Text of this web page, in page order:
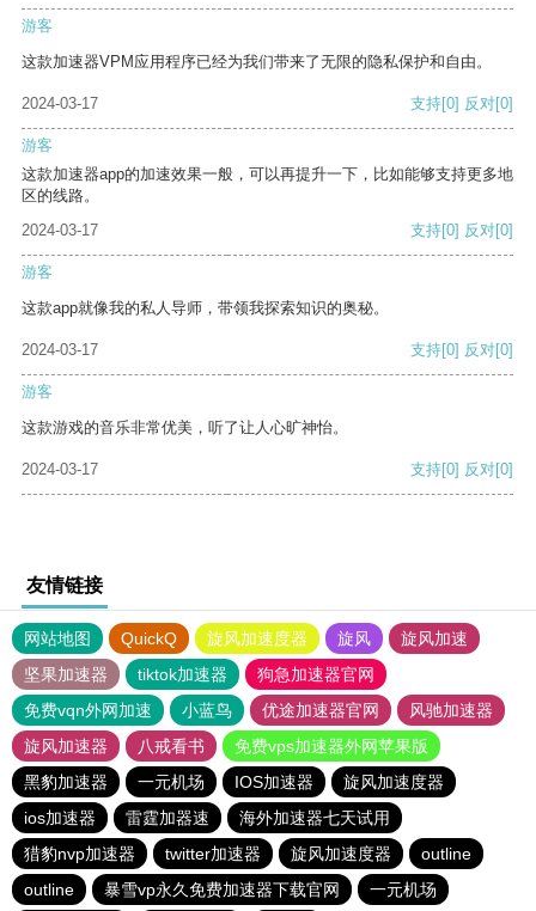
游客
这款加速器VPM应用程序已经为我们带来了无限的隐私保护和自由。
2024-03-17 支持[0] 反对[0]
游客
这款加速器app的加速效果一般，可以再提升一下，比如能够支持更多地
区的线路。
2024-03-17
支持[0] 反对[0]
游客
这款app就像我的私人导师，带领我探索知识的奥秘。
2024-03-17 支持[0] 反对[0]
游客
这款游戏的音乐非常优美，听了让人心旷神怡。
2024-03-17 支持[0] 反对[0]
友情链接
网站地图 QuickQ 旋风加速度器 旋风
旋风加速
坚果加速器
tiktok加速器
狗急加速器官网
免费vqn外网加速
小蓝鸟 优途加速器官网
风驰加速器
旋风加速器
八戒看书
免费vps加速器外网苹果版
黑豹加速器
一元机场 IOS加速器
旋风加速度器
ios加速器
雷霆加器速
海外加速器七天试用
猎豹nvp加速器
twitter加速器 旋风加速度器
outline
outline
暴雪vp永久免费加速器下载官网 一元机场